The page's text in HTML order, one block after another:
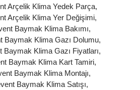
Arçelik Klima Yedek Parça,
Arçelik Klima Yer Değişimi,
Baymak Klima Bakımı,
Baymak Klima Gazı Dolumu,
Baymak Klima Gazı Fiyatları,
Baymak Klima Kart Tamiri,
Baymak Klima Montajı,
Baymak Klima Satışı,